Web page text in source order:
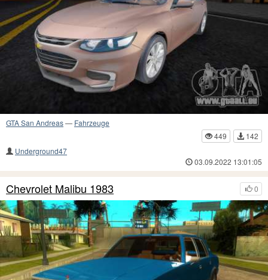
GTA San Andreas— Fahrzeuge
449
142
Underground47
03.09.2022 13:01:05
0
Chevrolet Malibu 1983